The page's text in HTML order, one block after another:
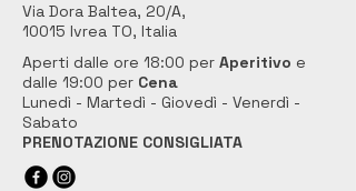
Via Dora Baltea, 20/A,
10015 Ivrea TO, Italia
Aperti dalle ore 18:00 per Aperitivo e
dalle 19:00 per Cena
Lunedì - Martedì - Giovedì - Venerdì -
Sabato
PRENOTAZIONE CONSIGLIATA